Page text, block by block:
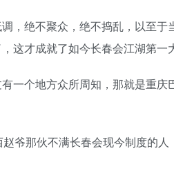
，绝不聚众，绝不捣乱，以至
这才成就了如今长春会江湖第一
一个地方众所周知，那就是重庆
那伙不满长春会现今制度的人